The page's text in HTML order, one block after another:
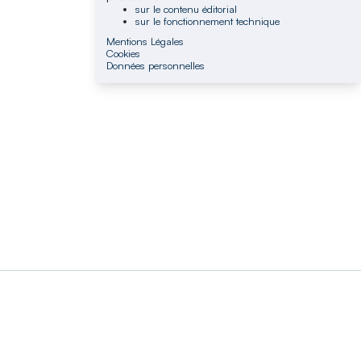
sur le contenu éditorial
sur le fonctionnement technique
Mentions Légales
Cookies
Données personnelles